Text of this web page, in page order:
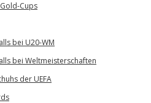
Cups
bei U20-WM
bei Weltmeisterschaften
der UEFA